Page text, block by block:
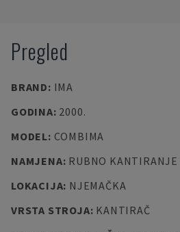
Pregled
BRAND: IMA
GODINA: 2000.
MODEL: COMBIMA
NAMJENA: RUBNO KANTIRANJE
LOKACIJA: NJEMAČKA
VRSTA STROJA: KANTIRAČ